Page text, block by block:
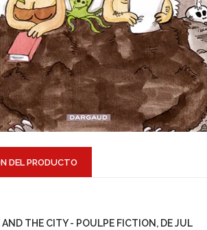
DEL PRODUCTO
AND THE CITY - POULPE FICTION, DE JUL